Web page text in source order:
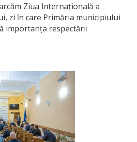
Ziua Internațională a
zi în care Primăria municipiului
importanța respectării